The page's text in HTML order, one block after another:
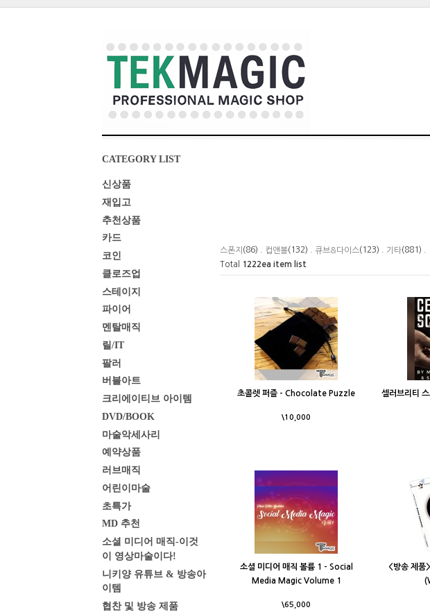
CATEGORY LIST
신상품
재입고
추천상품
카드
코인
클로즈업
스테이지
파이어
멘탈매직
릴/IT
팔러
버블아트
크리에이티브 아이템
DVD/BOOK
마술악세사리
예약상품
러브매직
어린이마술
초특가
MD 추천
소셜 미디어 매직-이것
이 영상마술이다!
니키양 유튜브 & 방송아
이템
협찬 및 방송 제품
스폰지 (86) . 컵앤볼(132) . 큐브&다이스(123) . 기타(881) .
Total
1222ea item list
초콜렛 퍼즐 - Chocolate Puzzle
\10,000
셀러브리티
소셜 미디어 매직 볼륨 1 - Social
Media Magic Volume 1
\65,000
<방송 제품